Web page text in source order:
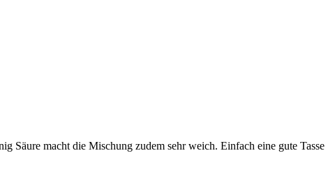
Säure macht die Mischung zudem sehr weich. Einfach eine gute Tasse